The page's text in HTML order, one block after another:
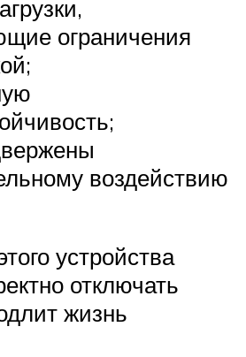
ограничения
воздействию
устройства
отключать
жизнь